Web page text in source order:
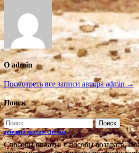
О admin
Посмотреть все записи автора admin →
Поиск
Найти:
тайский массаж спб spa
Cпособы оплаты. Способы возврата.